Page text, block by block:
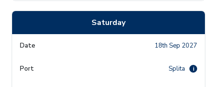
Saturday
18th Sep 2027
Splita i